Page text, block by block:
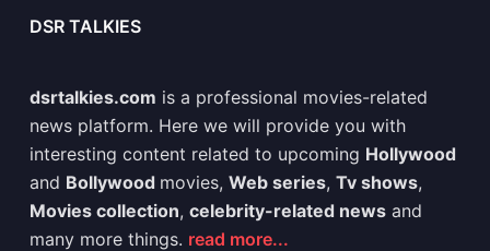
DSR TALKIES
dsrtalkies.com is a professional movies-related
news platform. Here we will provide you with
interesting content related to upcoming Hollywood
and Bollywood movies, Web series, Tv shows,
Movies collection, celebrity-related newsand
many more things. read more...